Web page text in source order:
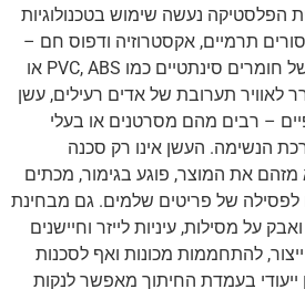
הפלסטיקה נעשה שימוש בטכנולוגיות
תרמיים, אקסטרוזיה ודפוס חם –
כולן מלוות בפירוק תרמי של חומרים סינתטיים כמו PVC, ABS או
לאוויר תערובת של אדים רעילים, עשן
– רבים מהם מסרטנים או בעלי
הנשימה. העשן אינו רק סכנה
מזהם את המוצר, פוגע בגימור, מכתים
לפסילה של פריטים שלמים. גם מבחינת
על מסילות, עיניות לייזר וחיישנים
להתחממות מכונות ואף לסכנות
בעמדת החיתוך מאפשר לנקות